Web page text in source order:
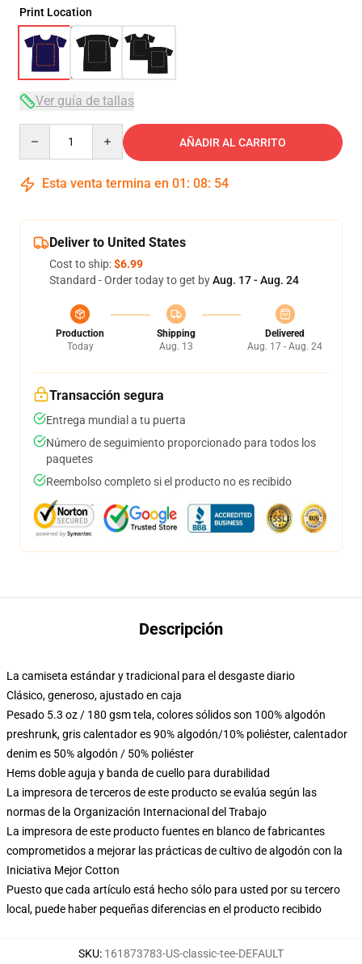
Print Location
Ver guía de tallas
AÑADIR AL CARRITO
Esta venta termina en 01 : 08: 54
Deliver to United States
Cost to ship:$6.99
Standard - Order today to get byAug. 17 - Aug. 24
Production
Today
Shipping
Aug. 13
Delivered
Aug. 17 - Aug. 24
Transacción segura
Entrega mundial a tu puerta
Número de seguimiento proporcionado para todos los
paquetes
Reembolso completo si el producto no es recibido
Descripción
La camiseta estándar y tradicional para el desgaste diario
Clásico, generoso, ajustado en caja
Pesado 5.3 oz / 180 gsm tela, colores sólidos son 100% algodón
preshrunk, gris calentador es 90% algodón/10% poliéster, calentador
denim es 50% algodón / 50% poliéster
Hems doble aguja y banda de cuello para durabilidad
La impresora de terceros de este producto se evalúa según las
normas de la Organización Internacional del Trabajo
La impresora de este producto fuentes en blanco de fabricantes
comprometidos a mejorar las prácticas de cultivo de algodón con la
Iniciativa Mejor Cotton
Puesto que cada artículo está hecho sólo para usted por su tercero
local, puede haber pequeñas diferencias en el producto recibido
SKU: 161873783-US-classic-tee-DEFAULT